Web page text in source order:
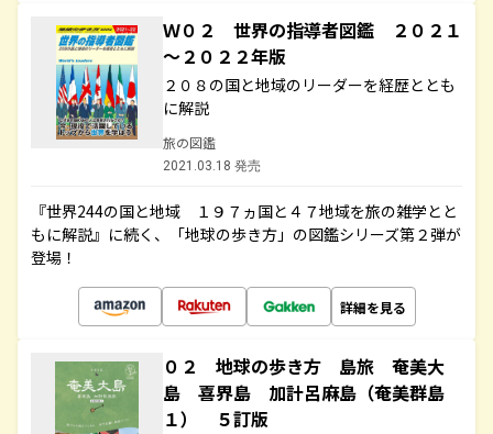
Ｗ０２ 世界の指導者図鑑 ２０２１
～２０２２年版
２０８の国と地域のリーダーを経歴ととも
に解説
旅の図鑑
2021.03.18 発売
『世界244の国と地域 １９７ヵ国と４７地域を旅の雑学とと
もに解説』に続く、「地球の歩き方」の図鑑シリーズ第２弾が
登場！
詳細を見る
０２ 地球の歩き方 島旅 奄美大
島 喜界島 加計呂麻島（奄美群島
１） ５訂版